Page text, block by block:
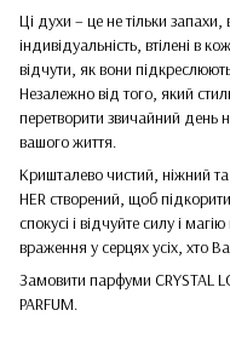
Ці духи – це не тільки
індивідуальність, втілені в
відчути, як вони
Незалежно від того, який
перетворити звичайний день
вашого життя.
Кришталево чистий, ніжний
HER створений, щоб
спокусі і відчуйте силу і
враження у серцях усіх, хто
Замовити парфуми CRYSTAL
PARFUM.